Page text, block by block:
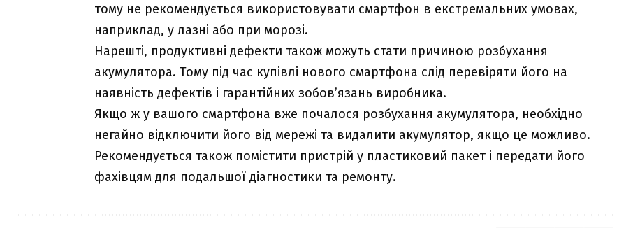
тому не рекомендується використовувати смартфон в екстремальних умовах,
наприклад, у лазні або при морозі.
Нарешті, продуктивні дефекти також можуть стати причиною розбухання
акумулятора. Тому під час купівлі нового смартфона слід перевіряти його на
наявність дефектів і гарантійних зобов’язань виробника.
Якщо ж у вашого смартфона вже почалося розбухання акумулятора, необхідно
негайно відключити його від мережі та видалити акумулятор, якщо це можливо.
Рекомендується також помістити пристрій у пластиковий пакет і передати його
фахівцям для подальшої діагностики та ремонту.